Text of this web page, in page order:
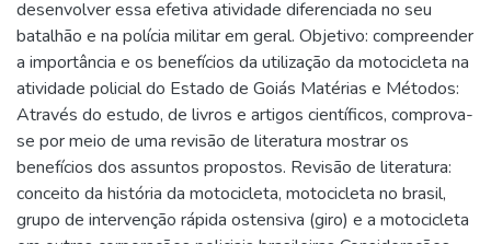
desenvolver essa efetiva atividade diferenciada no seu
batalhão e na polícia militar em geral. Objetivo: compreender
a importância e os benefícios da utilização da motocicleta na
atividade policial do Estado de Goiás Matérias e Métodos:
Através do estudo, de livros e artigos científicos, comprova-
se por meio de uma revisão de literatura mostrar os
benefícios dos assuntos propostos. Revisão de literatura:
conceito da história da motocicleta, motocicleta no brasil,
grupo de intervenção rápida ostensiva (giro) e a motocicleta